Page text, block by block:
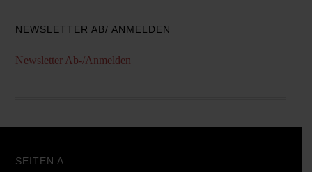
NEWSLETTER AB/ ANMELDEN
Newsletter Ab-/Anmelden
SEITEN A